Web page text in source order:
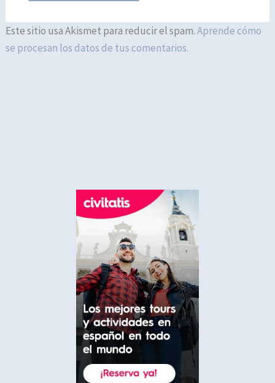
Este sitio usa Akismet para reducir el spam.Aprende cómo
se procesan los datos de tus comentarios.